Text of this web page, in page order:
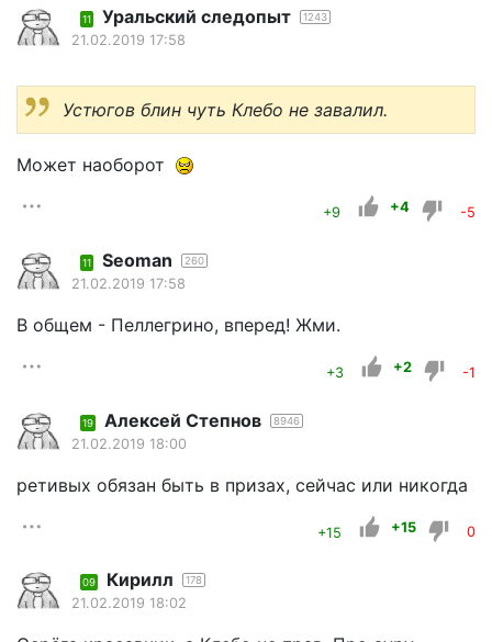
11 Уральский следопыт 1243
21.02.2019 17:58
Устюгов блин чуть Клебо не завалил.
Может наоборот
+9 +4 -5
11 Seoman 260
21.02.2019 17:58
В общем - Пеллегрино, вперед! Жми.
+3 +2 -1
19 Алексей Степнов 8946
21.02.2019 18:00
ретивых обязан быть в призах, сейчас или никогда
+15 +15 0
09 Кирилл 178
21.02.2019 18:02